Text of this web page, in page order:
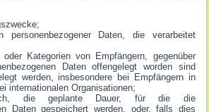
personenbezogener Daten, die verarbeitet
Kategorien von Empfängern, gegenüber
Daten offengelegt worden sind
werden, insbesondere bei Empfängern in
internationalen Organisationen;
die geplante Dauer, für die die
Daten gespeichert werden, oder, falls dies